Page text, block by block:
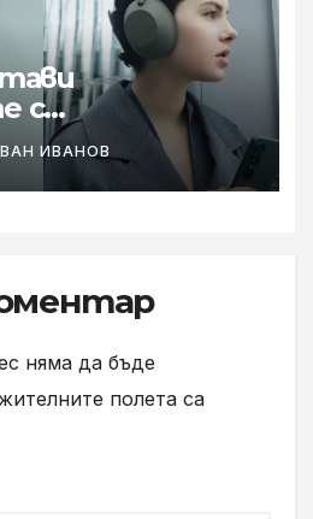
с
WH-
цвят „Olive
ИВАНОВ
няма да бъде
полета са